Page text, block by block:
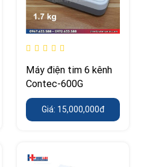
Máy điện tim 6 kênh
Contec-600G
Giá: 15,000,000đ